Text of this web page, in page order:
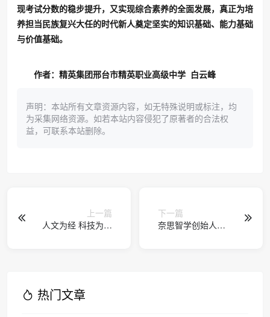
现考试分数的稳步提升，又实现综合素养的全面发展，真正为培
养担当民族复兴大任的时代新人奠定坚实的知识基础、能力基础
与价值基础。
作者：精英集团邢台市精英职业高级中学 白云峰
声明：本站所有文章资源内容，如无特殊说明或标注，均
为采集网络资源。如若本站内容侵犯了原著者的合法权
益，可联系本站删除。
上一篇
人文为经 科技为纬
下一篇
奈思智学创始人专
热门文章